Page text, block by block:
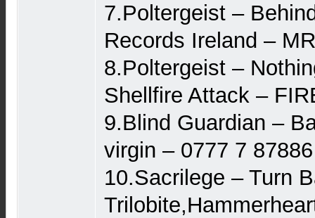
7.Poltergeist –
Records Ireland –
8.Poltergeist –
Shellfire Attack –
9.Blind Guardian –
virgin – 0777 7
10.Sacrilege – Turn